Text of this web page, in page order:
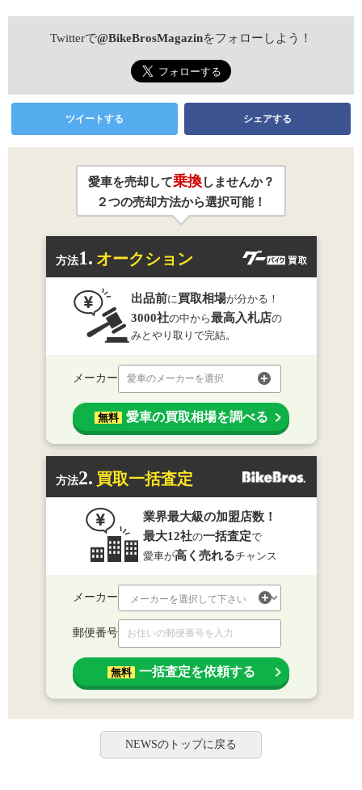
Twitterで@BikeBrosMagazinをフォローしよう！
ツイートする シェアする
愛車を売却して乗換しませんか？
２つの売却方法から選択可能！
方法1. オークション
出品前に 買取相場が分かる！
3000社の中から最高入札店の
みとやり取りで完結。
メーカー 愛車のメーカーを選択
無料 愛車の買取相場を調べる
方法2. 買取一括査定
業界最大級の加盟店数！
最大12社の一括査定で
愛車が高く売れるチャンス
メーカー
郵便番号
無料 一括査定を依頼する
NEWSのトップに戻る